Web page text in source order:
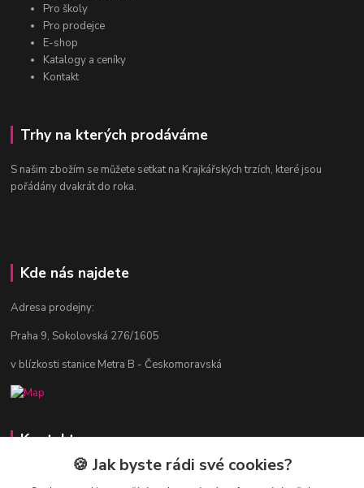
Pro školy
Pro prodejce
E-shop
Katalogy a ceníky
Kontakt
Trhy na kterých prodáváme
S našim zbožím se můžete setkat na Krajkářských trzích, které jsou
pořádány dvakrát do roka.
Kde nás najdete
Adresa prodejny:
Praha 9, Sokolovská 276/1605
v blízkosti stanice Metra B - Českomoravská
Kontakty
Jitka Vlasáková
🍪 Jak byste rádi své cookies?